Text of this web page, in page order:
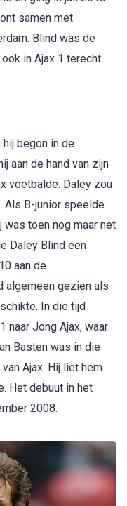
samen met
Blind was de
in Ajax 1 terecht
begon in de
aan de hand van zijn
voetbalde. Daley zou
Als B-junior speelde
was toen nog maar net
Daley Blind een
aan de
algemeen gezien als
In die tijd
naar Jong Ajax, waar
Basten was in die
Ajax. Hij liet hem
Het debuut in het
2008.